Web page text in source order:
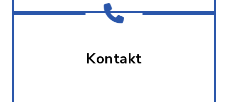
Kontakt